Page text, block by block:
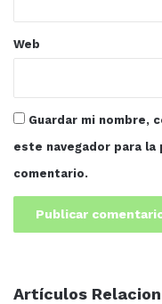
Web
Guardar mi nombre,
este navegador para la
comentario.
Artículos